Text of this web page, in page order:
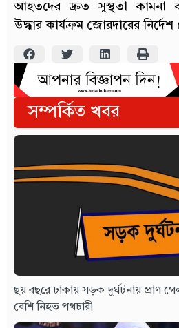
আহতদের দ্রুত সুস্থতা কামনা
উদ্ধার কার্যক্রম জোরদারের নির্দেশ
সম্পর্কিত খবর
ছয় বছরে ঢাকায় সড়ক দুর্ঘটনায় প্রাণ
বেশি নিহত পথচারী